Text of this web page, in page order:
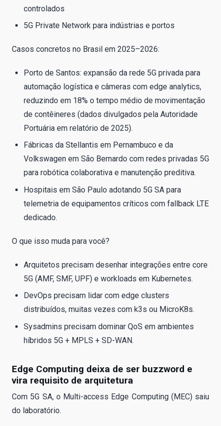
controlados
5G Private Network para indústrias e portos
Casos concretos no Brasil em 2025–2026:
Porto de Santos: expansão da rede 5G privada para
automação logística e câmeras com edge analytics,
reduzindo em 18% o tempo médio de movimentação
de contêineres (dados divulgados pela Autoridade
Portuária em relatório de 2025).
Fábricas da Stellantis em Pernambuco e da
Volkswagen em São Bernardo com redes privadas 5G
para robótica colaborativa e manutenção preditiva.
Hospitais em São Paulo adotando 5G SA para
telemetria de equipamentos críticos com fallback LTE
dedicado.
O que isso muda para você?
Arquitetos precisam desenhar integrações entre core
5G (AMF, SMF, UPF) e workloads em Kubernetes.
DevOps precisam lidar com edge clusters
distribuídos, muitas vezes com k3s ou MicroK8s.
Sysadmins precisam dominar QoS em ambientes
híbridos 5G + MPLS + SD-WAN.
Edge Computing deixa de ser buzzword e
vira requisito de arquitetura
Com 5G SA, o Multi-access Edge Computing (MEC) saiu
do laboratório.